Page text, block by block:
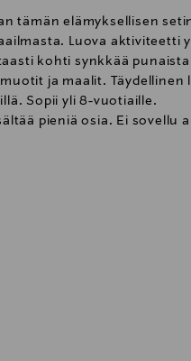
tämän elämyksellisen
Luova
kohti synkkää
ja maalit.
Sopii yli 8-vuotiaille.
pieniä osia. Ei sovellu